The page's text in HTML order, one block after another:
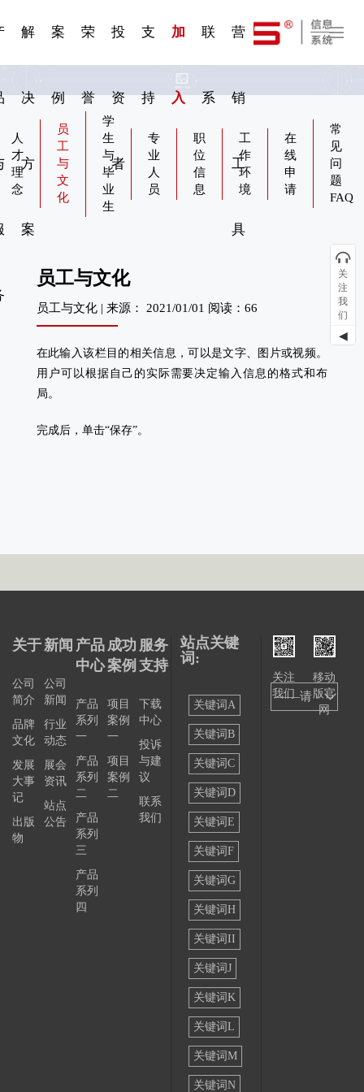
解
决
方
案
案
例
荣
誉
投
资
者
支
持
加
入
联
系
营
销
工
具
人
才
理
念
员
工
与
文
化
学
生
与
毕
业
生
专
业
人
员
职
位
信
息
工
作
环
境
在
线
申
请
常
见
问
题
FAQ
员工与文化
员工与文化 | 来源： 2021/01/01 阅读：66
在此输入该栏目的相关信息，可以是文字、图片或视频。
用户可以根据自己的实际需要决定输入信息的格式和布
局。
完成后，单击“保存”。
关于
公司
简介
品牌
文化
发展
大事
记
出版
物
新闻
公司
新闻
行业
动态
展会
资讯
站点
公告
产品
中心
产品
系列
一
产品
系列
二
产品
系列
三
产品
系列
四
成功
案例
项目
案例
一
项目
案例
二
服务
支持
下载
中心
投诉
与建
议
联系
我们
站点关键
词:
关键词A
关键词B
关键词C
关键词D
关键词E
关键词F
关键词G
关键词H
关键词II
关键词J
关键词K
关键词L
关键词M
关键词N
关注
我们
移动
版官
网
——请
关
注
我
们
◀